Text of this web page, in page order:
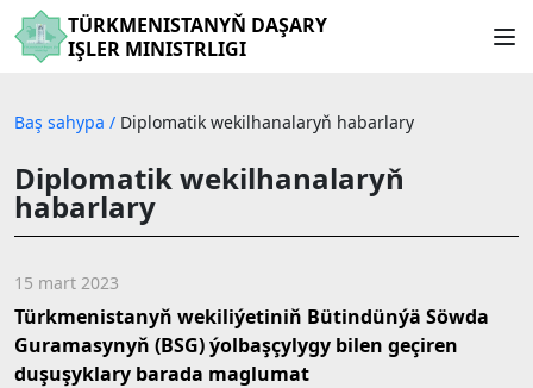
TÜRKMENISTANYŇ DAŞARY
IŞLER MINISTRLIGI
Baş sahypa / Diplomatik wekilhanalaryň habarlary
Diplomatik wekilhanalaryň
habarlary
15 mart 2023
Türkmenistanyň wekiliýetiniň Bütindünýä Söwda
Guramasynyň (BSG) ýolbaşçylygy bilen geçiren
duşuşyklary barada maglumat